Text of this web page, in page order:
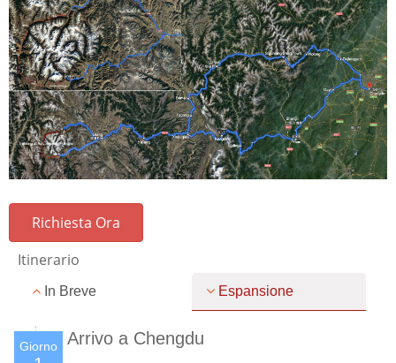
Richiesta Ora
Itinerario
In Breve Espansione
Giorno Arrivo a Chengdu